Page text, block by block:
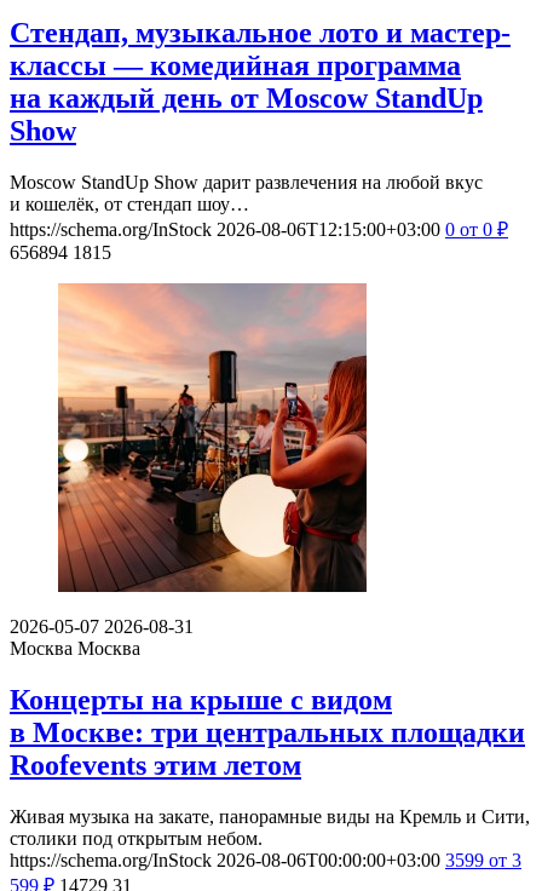
Стендап, музыкальное лото и мастер-
классы — комедийная программа
на каждый день от Moscow StandUp
Show
Moscow StandUp Show дарит развлечения на любой вкус
и кошелёк, от стендап шоу…
https://schema.org/InStock 2026-08-06T12:15:00+03:00 0 от 0 ₽
656894 1815
2026-05-07 2026-08-31
Москва Москва
Концерты на крыше с видом
в Москве: три центральных площадки
Roofevents этим летом
Живая музыка на закате, панорамные виды на Кремль и Сити,
столики под открытым небом.
https://schema.org/InStock 2026-08-06T00:00:00+03:00 3599 от 3
599 ₽ 14729 31